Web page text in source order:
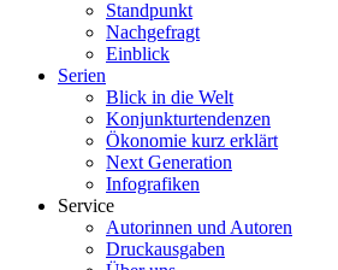
Standpunkt
Nachgefragt
Einblick
Serien
Blick in die Welt
Konjunkturtendenzen
Ökonomie kurz erklärt
Next Generation
Infografiken
Service
Autorinnen und Autoren
Druckausgaben